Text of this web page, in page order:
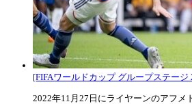
[FIFAワールドカップ グループステー
2022年11月27日にライヤーンのアフメ